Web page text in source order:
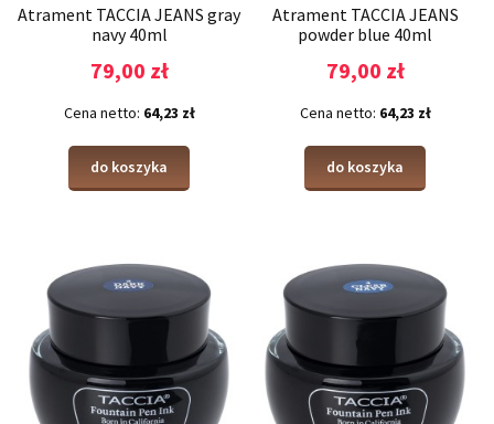
Atrament TACCIA JEANS gray
navy 40ml
79,00 zł
Cena netto: 64,23 zł
do koszyka
Atrament TACCIA JEANS
powder blue 40ml
79,00 zł
Cena netto: 64,23 zł
do koszyka